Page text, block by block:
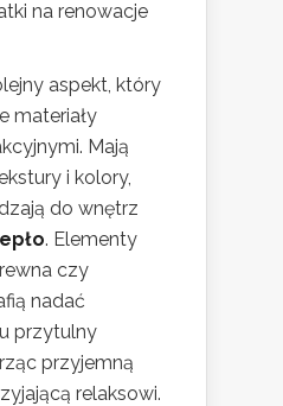
na renowacje
aspekt, który
materiały
Mają
i kolory,
do wnętrz
. Elementy
czy
nadać
przytulny
przyjemną
relaksowi.